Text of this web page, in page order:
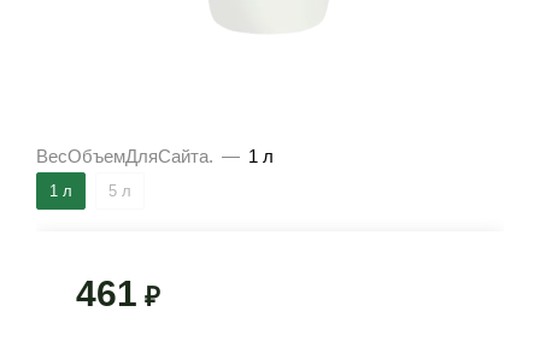
ВесОбъемДляСайта. — 1 л
1 л 5 л
461 ₽